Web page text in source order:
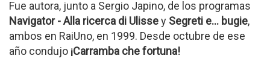
Fue autora, junto a Sergio Japino, de los programas
Navigator - Alla ricerca di Ulissey Segreti e... bugie,
ambos en RaiUno, en 1999. Desde octubre de ese
año condujo ¡Carramba che fortuna!